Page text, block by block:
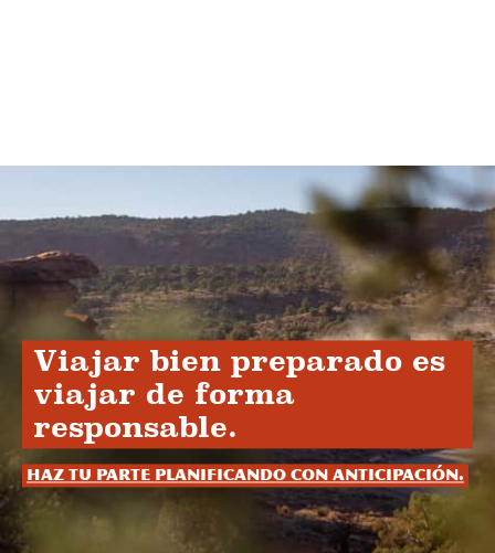
Viajar bien preparado es
viajar de forma
responsable.
Haz tu parte planificando con anticipación.